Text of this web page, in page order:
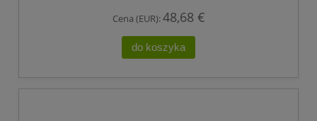
Cena (EUR):48,68 €
do koszyka